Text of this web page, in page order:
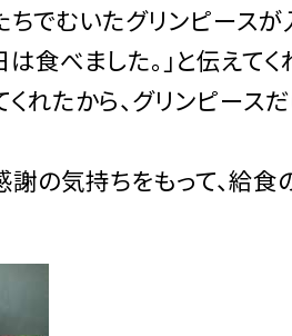
むいたグリンピースが
べました。」と伝えてく
たから、グリンピース
気持ちをもって、給食